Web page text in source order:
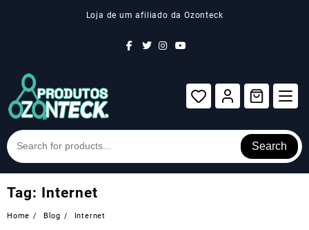
Loja de um afiliado da Ozonteck
Search
Tag: Internet
Home Blog Internet